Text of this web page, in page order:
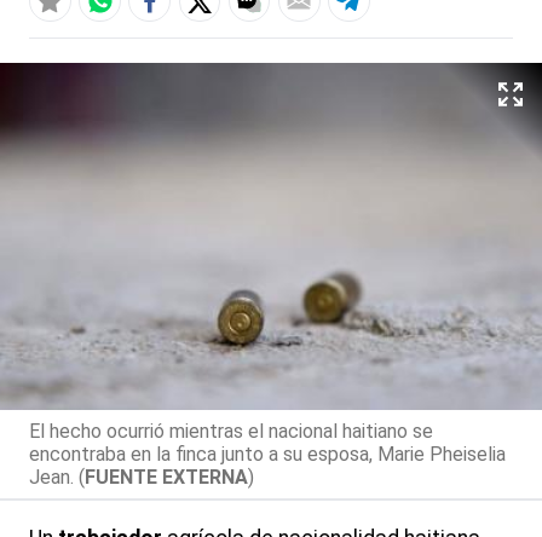
El hecho ocurrió mientras el nacional haitiano se
encontraba en la finca junto a su esposa, Marie Pheiselia
Jean. (FUENTE EXTERNA)